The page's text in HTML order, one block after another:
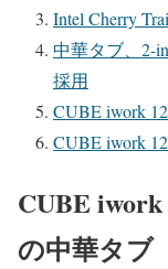
Intel Cherry
中華タブ、2-
採用
CUBE iwork
CUBE iwork
CUBE
の中華タブ